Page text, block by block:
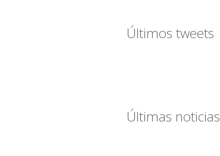
Últimos tweets
Últimas noticias